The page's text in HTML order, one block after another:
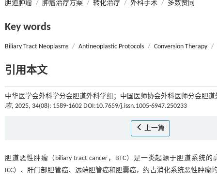
胆道肿瘤 / 肿瘤治疗方案 / 转化治疗 / 外科手术 / 多数赞同
Key words
Biliary Tract Neoplasms / Antineoplastic Protocols / Conversion Therapy /
引用本文
中华医学会外科学分会胆道外科学组；中国医师协会外科医师分会胆
志, 2025, 34(08): 1589-1602 DOI:10.7659/j.issn.1005-6947.250233
上一篇
胆道恶性肿瘤（biliary tract cancer，BTC）是一类起源于胆道系统
ICC）、肝门部胆管癌、远端胆管癌和胆囊癌，约占消化系统恶性肿瘤